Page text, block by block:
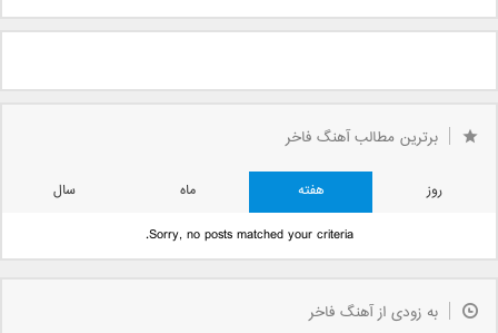
برترین مطالب آهنگ فاخر
روز هفته ماه
سال
Sorry, no posts matched your criteria.
به زودی از آهنگ فاخر